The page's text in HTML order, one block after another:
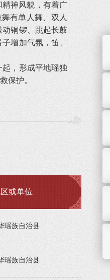
神风貌，有着广
有单人舞、双人
铜锣、跳起长鼓
增加气氛，笛、
，形成平地瑶独
保护。
或单位
瑶族自治县
瑶族自治县